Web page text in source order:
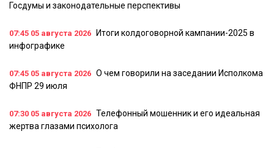
Госдумы и законодательные перспективы
07:45 05 августа 2026
Итоги колдоговорной кампании-2025 в
инфографике
07:45 05 августа 2026 О чем говорили на заседании Исполкома
ФНПР 29 июля
07:30 05 августа 2026 Телефонный мошенник и его идеальная
жертва глазами психолога